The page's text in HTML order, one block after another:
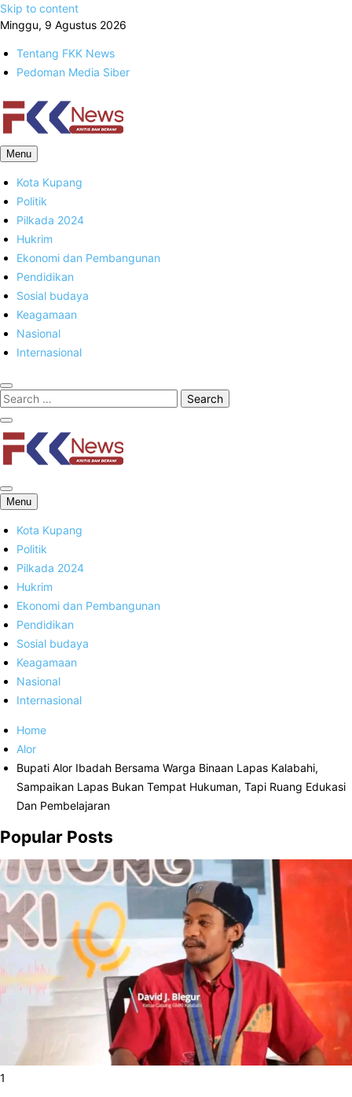
Skip to content
Minggu, 9 Agustus 2026
Tentang FKK News
Pedoman Media Siber
FKK News
Menu
Kota Kupang
Politik
Pilkada 2024
Hukrim
Ekonomi dan Pembangunan
Pendidikan
Sosial budaya
Keagamaan
Nasional
Internasional
FKK News
Menu
Kota Kupang
Politik
Pilkada 2024
Hukrim
Ekonomi dan Pembangunan
Pendidikan
Sosial budaya
Keagamaan
Nasional
Internasional
Home
Alor
Bupati Alor Ibadah Bersama Warga Binaan Lapas Kalabahi,
Sampaikan Lapas Bukan Tempat Hukuman, Tapi Ruang Edukasi
Dan Pembelajaran
Popular Posts
1